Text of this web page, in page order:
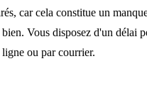
car cela constitue un
Vous disposez d'un délai
ou par courrier.